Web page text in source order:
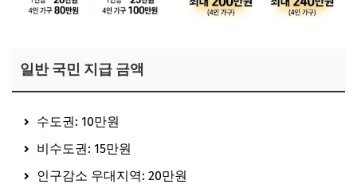
일반 국민 지급 금액
수도권: 10만원
비수도권: 15만원
인구감소 우대지역: 20만원